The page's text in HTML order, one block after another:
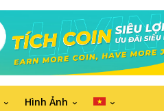
Hình Ảnh